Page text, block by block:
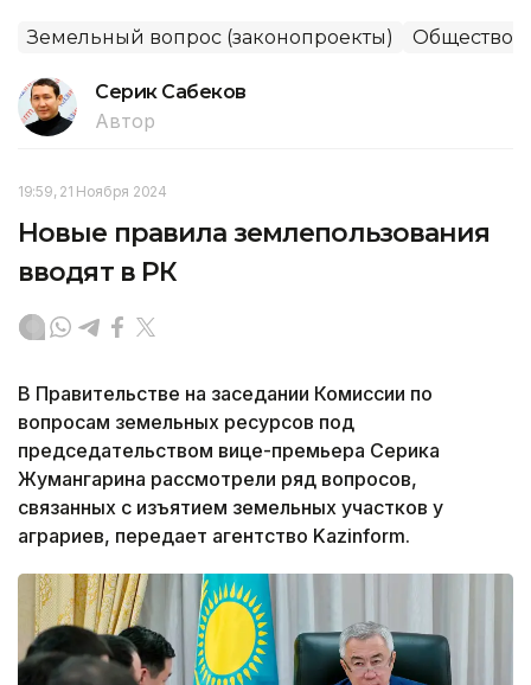
Земельный вопрос (законопроекты) Общество
Серик Сабеков
Автор
19:59, 21 Ноября 2024
Новые правила землепользования
вводят в РК
В Правительстве на заседании Комиссии по
вопросам земельных ресурсов под
председательством вице-премьера Серика
Жумангарина рассмотрели ряд вопросов,
связанных с изъятием земельных участков у
аграриев, передает агентство Kazinform.